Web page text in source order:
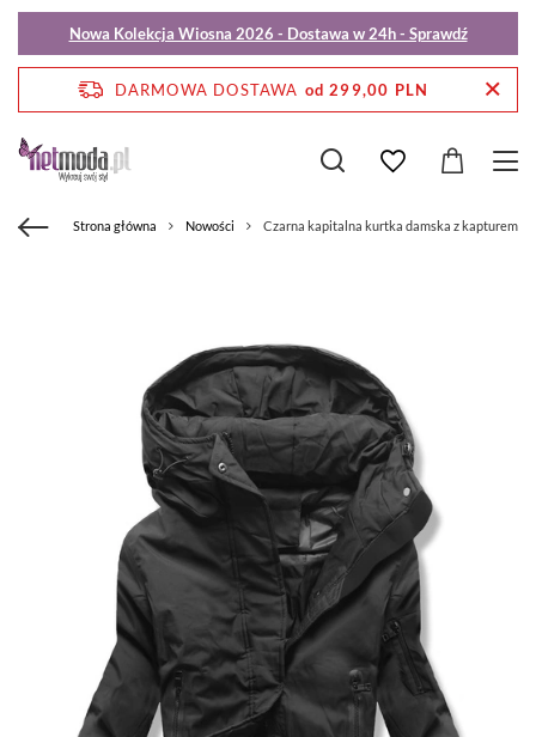
Nowa Kolekcja Wiosna 2026 - Dostawa w 24h - Sprawdź
DARMOWA DOSTAWA od 299,00 PLN
Strona główna Nowości Czarna kapitalna kurtka damska z kapturem i